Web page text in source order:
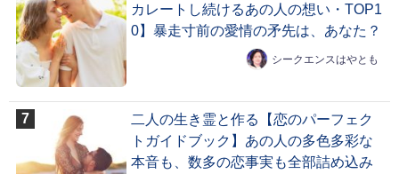
カレートし続けるあの人の想い・TOP1
0】暴走寸前の愛情の矛先は、あなた？
シークエンスはやとも
二人の生き霊と作る【恋のパーフェク
トガイドブック】あの人の多色多彩な
本音も、数多の恋事実も全部詰め込み